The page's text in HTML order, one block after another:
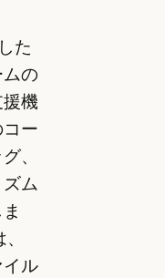
た
の
機
ー
、
ム
ル